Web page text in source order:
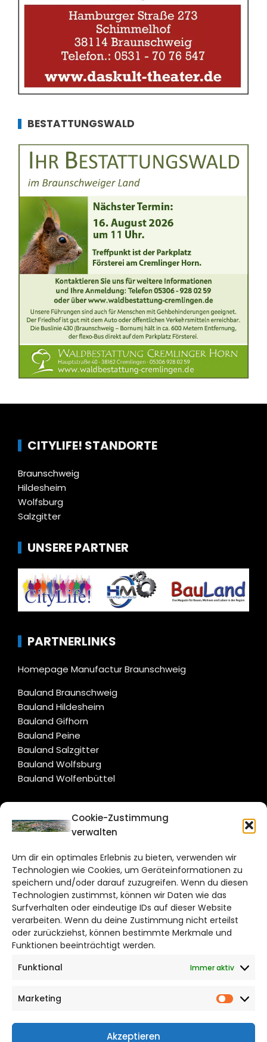
Cookie-Zustimmung
verwalten
Um dir ein optimales Erlebnis zu bieten, verwenden wir
Technologien wie Cookies, um Geräteinformationen zu
speichern und/oder darauf zuzugreifen. Wenn du diesen
Technologien zustimmst, können wir Daten wie das
Surfverhalten oder eindeutige IDs auf dieser Website
verarbeiten. Wenn du deine Zustimmung nicht erteilst
oder zurückziehst, können bestimmte Merkmale und
Funktionen beeinträchtigt werden.
Funktional
Immer aktiv
Marketing
Akzeptieren
BESTATTUNGSWALD
CITYLIFE! STANDORTE
Braunschweig
Hildesheim
Wolfsburg
Salzgitter
UNSERE PARTNER
PARTNERLINKS
Homepage Manufactur Braunschweig
Bauland Braunschweig
Bauland Hildesheim
Bauland Gifhorn
Bauland Peine
Bauland Salzgitter
Bauland Wolfsburg
Bauland Wolfenbüttel
CITYLIFE!
Bruchtorwall 12
38100 Braunschweig
Telefon: 0531 387220 – 65
DAS STADTMAGAZIN FÜR
BRAUNSCHWEIG
Impressum
Cookie Richtlinie
CITYLIFE! BEI FACEBOOK